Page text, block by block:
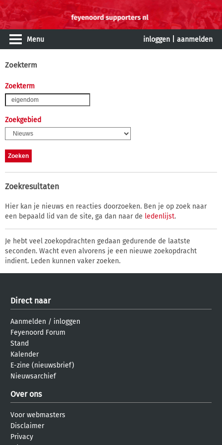
Menu inloggen aanmelden
Zoekterm
Zoekterm
Zoekgebied
Zoekresultaten
Hier kan je nieuws en reacties doorzoeken. Ben je op zoek naar
een bepaald lid van de site, ga dan naar de ledenlijst.
Je hebt veel zoekopdrachten gedaan gedurende de laatste
seconden. Wacht even alvorens je een nieuwe zoekopdracht
indient. Leden kunnen vaker zoeken.
Direct naar
Aanmelden / inloggen
Feyenoord Forum
Stand
Kalender
E-zine (nieuwsbrief)
Nieuwsarchief
Over ons
Voor webmasters
Disclaimer
Privacy